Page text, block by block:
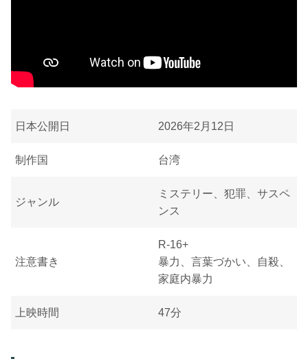
日本公開日 2026年2月12日
制作国 台湾
ジャンル
ミステリー、犯罪、サスペ
ンス
注意書き
R-16+
暴力、言葉づかい、自殺、
家庭内暴力
上映時間 47分